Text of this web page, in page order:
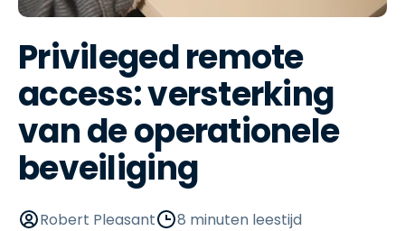
Privileged remote
access: versterking
van de operationele
beveiliging
Robert Pleasant
8 minuten leestijd